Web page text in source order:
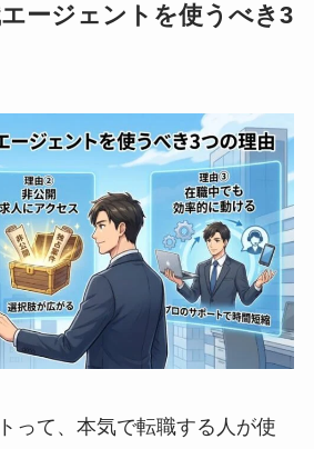
ージェントを使うべき3
って、本気で転職する人が使